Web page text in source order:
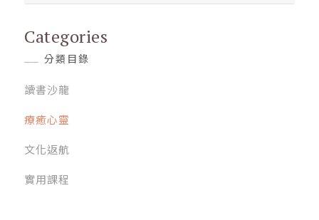
Categories
分類目錄
讀書沙龍
療癒心靈
文化返航
實用課程